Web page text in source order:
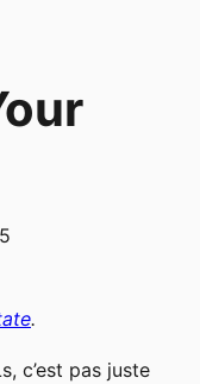
.
c’est pas juste